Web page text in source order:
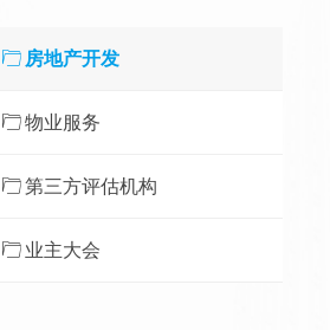
ꄁ 房地产开发
ꄁ物业服务
ꄁ第三方评估机构
ꄁ 业主大会